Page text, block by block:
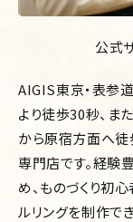
公式
AIGIS東京・表参
より徒歩30秒、ま
から原宿方面へ徒
専門店です。経験
め、ものづくり初
ルリングを制作で